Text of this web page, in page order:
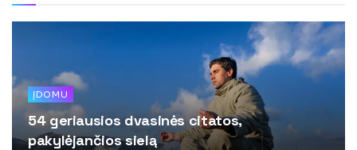
ĮDOMU
54 geriausios dvasinės citatos,
pakylėjančios sielą